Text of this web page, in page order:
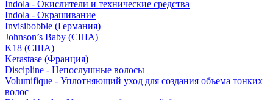
Indola - Окислители и технические средства
Indola - Окрашивание
Invisibobble (Германия)
Johnson’s Baby (США)
K18 (США)
Kerastase (Франция)
Discipline - Непослушные волосы
Volumifique - Уплотняющий уход для создания объема тонких
волос